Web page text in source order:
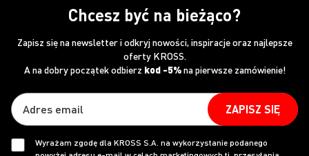
Chcesz być na bieżąco?
Zapisz się na newsletter i odkryj nowości, inspiracje oraz najlepsze
oferty KROSS.
A na dobry początek odbierz kod -5%na pierwsze zamówienie!
ZAPISZ SIĘ
Wyrażam zgodę dla KROSS S.A. na wykorzystanie podanego